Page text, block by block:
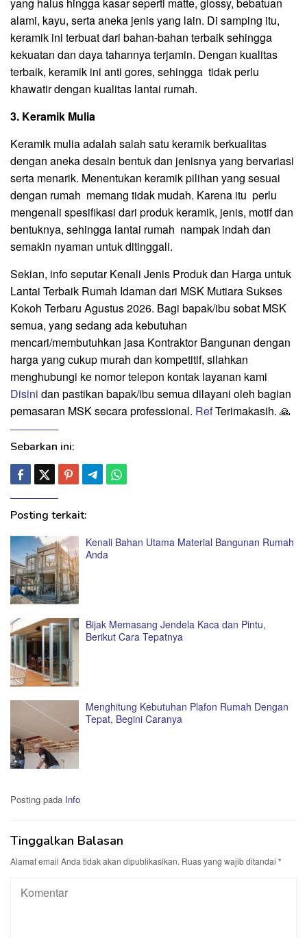
alami, kayu, serta aneka jenis yang lain. Di samping itu,
keramik ini terbuat dari bahan-bahan terbaik sehingga
kekuatan dan daya tahannya terjamin. Dengan kualitas
terbaik, keramik ini anti gores, sehingga tidak perlu
khawatir dengan kualitas lantai rumah.
3. Keramik Mulia
Keramik mulia adalah salah satu keramik berkualitas
dengan aneka desain bentuk dan jenisnya yang bervariasi
serta menarik. Menentukan keramik pilihan yang sesuai
dengan rumah memang tidak mudah. Karena itu perlu
mengenali spesifikasi dari produk keramik, jenis, motif dan
bentuknya, sehingga lantai rumah nampak indah dan
semakin nyaman untuk ditinggali.
Sekian, info seputar Kenali Jenis Produk dan Harga untuk
Lantai Terbaik Rumah Idaman dari MSK Mutiara Sukses
Kokoh Terbaru Agustus 2026. Bagi bapak/ibu sobat MSK
semua, yang sedang ada kebutuhan
mencari/membutuhkan jasa Kontraktor Bangunan dengan
harga yang cukup murah dan kompetitif, silahkan
menghubungi ke nomor telepon kontak layanan kami
Disini dan pastikan bapak/ibu semua dilayani oleh bagian
pemasaran MSK secara professional. RefTerimakasih. 🙏
Sebarkan ini:
Posting terkait:
Kenali Bahan Utama Material Bangunan Rumah
Anda
Bijak Memasang Jendela Kaca dan Pintu,
Berikut Cara Tepatnya
Menghitung Kebutuhan Plafon Rumah Dengan
Tepat, Begini Caranya
Posting pada Info
Tinggalkan Balasan
Alamat email Anda tidak akan dipublikasikan. Ruas yang wajib ditandai *